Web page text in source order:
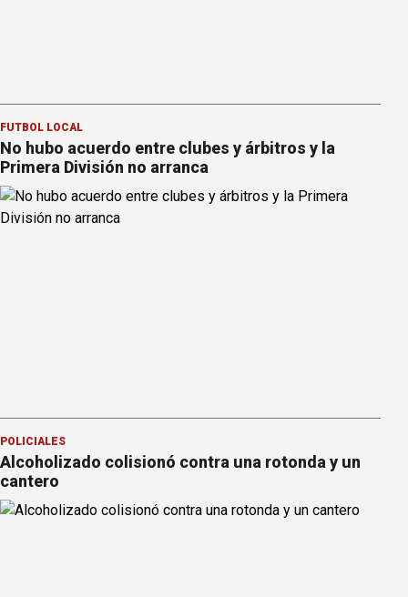
FÚTBOL LOCAL
No hubo acuerdo entre clubes y árbitros y la
Primera División no arranca
POLICIALES
Alcoholizado colisionó contra una rotonda y un
cantero